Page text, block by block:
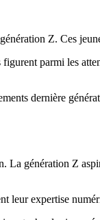
Z. Ces
parmi les
dernière
génération Z
leur expertise